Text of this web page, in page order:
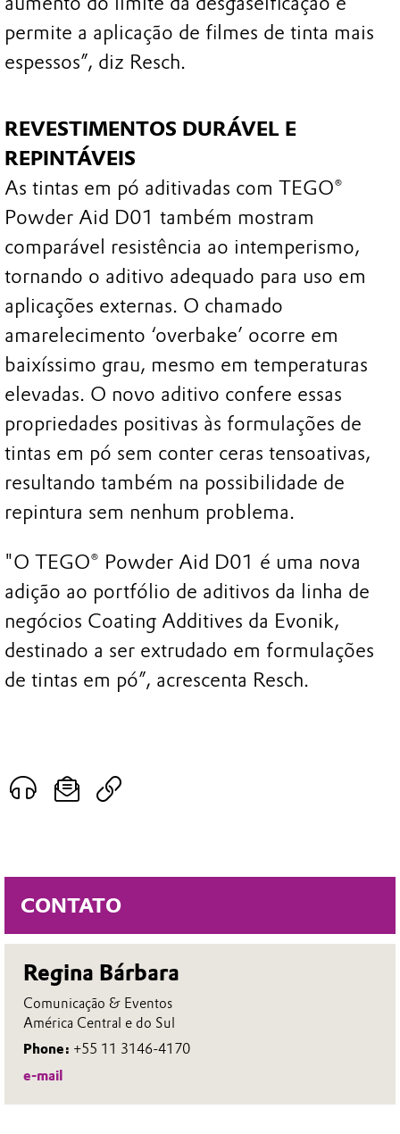
CONTATO
Regina Bárbara
Comunicação & Eventos
América Central e do Sul
Phone: +55 11 3146-4170
e-mail
permite a aplicação de filmes de tinta mais
espessos”, diz Resch.
REVESTIMENTOS DURÁVEL E
REPINTÁVEIS
As tintas em pó aditivadas com TEGO®
Powder Aid D01 também mostram
comparável resistência ao intemperismo,
tornando o aditivo adequado para uso em
aplicações externas. O chamado
amarelecimento ‘overbake’ ocorre em
baixíssimo grau, mesmo em temperaturas
elevadas. O novo aditivo confere essas
propriedades positivas às formulações de
tintas em pó sem conter ceras tensoativas,
resultando também na possibilidade de
repintura sem nenhum problema.
"O TEGO® Powder Aid D01 é uma nova
adição ao portfólio de aditivos da linha de
negócios Coating Additives da Evonik,
destinado a ser extrudado em formulações
de tintas em pó”, acrescenta Resch.